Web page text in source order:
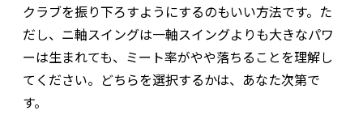
クラブを振り下ろすようにするのもいい方法です。た
だし、ニ軸スイングは一軸スイングよりも大きなパワ
ーは生まれても、ミート率がやや落ちることを理解し
てください。どちらを選択するかは、あなた次第で
す。